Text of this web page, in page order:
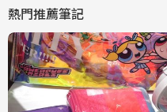
熱門推薦筆記